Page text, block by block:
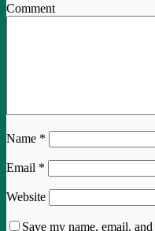
Comment
Name *
Email *
Website
Save my name, email,